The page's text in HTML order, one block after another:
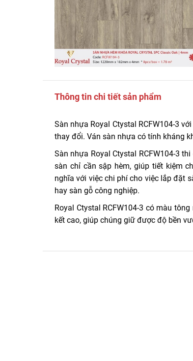
Thông tin chi tiết sản phẩm
Sàn nhựa Royal Ctystal RCFW104-3
thay đổi. Ván sàn nhựa có tính kháng
Sàn nhựa Royal Ctystal RCFW104-3
sàn chỉ cần sập hèm, giúp tiết kiệm
nghĩa với việc chi phí cho việc lắp đặt
hay sàn gỗ công nghiệp.
Royal Ctystal RCFW104-3 có màu
kết cao, giúp chúng giữ được độ bền